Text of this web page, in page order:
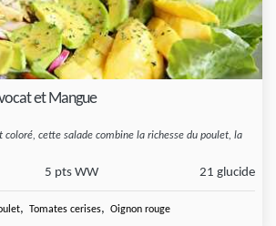
et Mangue
coloré, cette salade combine la richesse du poulet, la
5 pts WW 21 glucide
, Tomates cerises, Oignon rouge